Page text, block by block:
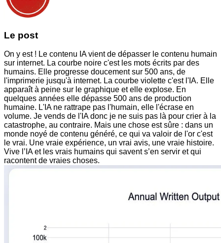
Le post
On y est ! Le contenu IA vient de dépasser le contenu humain
sur internet. La courbe noire c'est les mots écrits par des
humains. Elle progresse doucement sur 500 ans, de
l'imprimerie jusqu'à internet. La courbe violette c'est l'IA. Elle
apparaît à peine sur le graphique et elle explose. En
quelques années elle dépasse 500 ans de production
humaine. L'IA ne rattrape pas l'humain, elle l'écrase en
volume. Je vends de l'IA donc je ne suis pas là pour crier à la
catastrophe, au contraire. Mais une chose est sûre : dans un
monde noyé de contenu généré, ce qui va valoir de l'or c'est
le vrai. Une vraie expérience, un vrai avis, une vraie histoire.
Vive l’IA et les vrais humains qui savent s’en servir et qui
racontent de vraies choses.